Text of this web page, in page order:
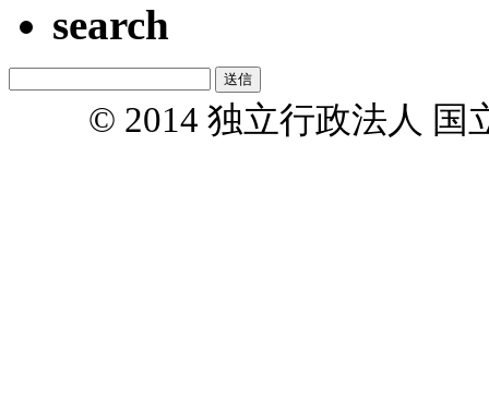
search
© 2014 独立行政法人 国